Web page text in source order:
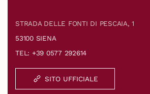
STRADA DELLE FONTI DI PESCAIA, 1
53100 SIENA
TEL: +39 0577 292614
SITO UFFICIALE